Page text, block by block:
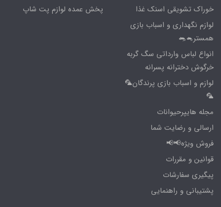
خوراک تشویقی اسنک غذا
لوازم نگهداری و اسباب بازی
همستر🐁🐀
انواع لباس وارداتی سگ گربه
خرگوش دخترانه پسرانه
لوازم و اسباب بازی پرندگان🦜
🦜
مجله هایپرحیوانات
ارسالی و رضایت شما
فروش ویژه📢📢
قوانین و مقررات
پیگیری سفارشات
پشتیبانی و راهنمایی
پخش عمده لوازم پت شاپ